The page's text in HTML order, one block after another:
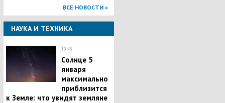
ВСЕ НОВОСТИ »
НАУКА И ТЕХНИКА
10:43
Солнце 5
января
максимально
приблизится
к Земле: что увидят земляне